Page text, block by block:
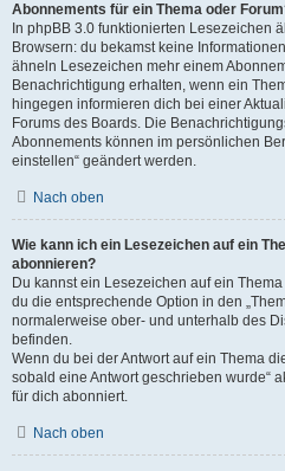
Abonnements für ein Thema oder
In phpBB 3.0 funktionierten Lesezeichen
Browsern: du bekamst keine
ähneln Lesezeichen mehr einem
Benachrichtigung erhalten, wenn ein
hingegen informieren dich bei einer
Forums des Boards. Die
Abonnements können im persönlichen
einstellen“ geändert werden.
Nach oben
Wie kann ich ein Lesezeichen auf ein
abonnieren?
Du kannst ein Lesezeichen auf ein
du die entsprechende Option in den
normalerweise ober- und unterhalb des
befinden.
Wenn du bei der Antwort auf ein Thema
sobald eine Antwort geschrieben wurde“
für dich abonniert.
Nach oben